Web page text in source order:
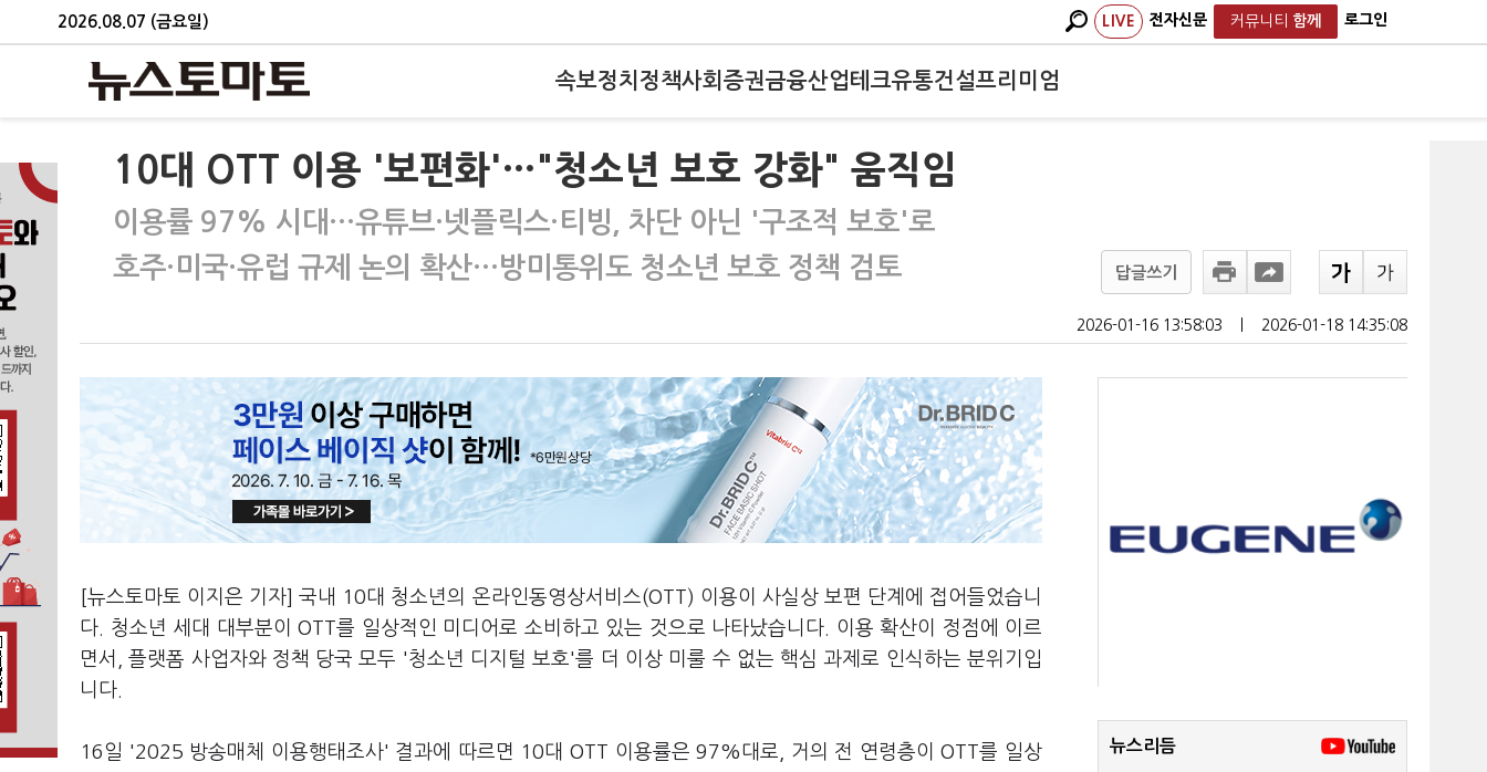
2026.08.07 (금요일) LIVE 전자신문 커뮤니티 함께 로그인
속보정치 정책사회 증권금융산업테크유통건설프리미엄
10대 OTT 이용 '보편화'…"청소년 보호 강화" 움직임
이용률 97% 시대…유튜브·넷플릭스·티빙, 차단 아닌 '구조적 보호'로
호주·미국·유럽 규제 논의 확산…방미통위도 청소년 보호 정책 검토
답글쓰기
2026-01-16 13:58:03 2026-01-18 14:35:08
[뉴스토마토 이지은 기자] 국내 10대 청소년의 온라인동영상서비스(OTT) 이용이 사실상 보편 단계에 접어들었습니
다. 청소년 세대 대부분이 OTT를 일상적인 미디어로 소비하고 있는 것으로 나타났습니다. 이용 확산이 정점에 이르
면서, 플랫폼 사업자와 정책 당국 모두 '청소년 디지털 보호'를 더 이상 미룰 수 없는 핵심 과제로 인식하는 분위기입
니다.
16일 '2025 방송매체 이용행태조사' 결과에 따르면 10대 OTT 이용률은 97%대로, 거의 전 연령층이 OTT를 일상
뉴스리듬